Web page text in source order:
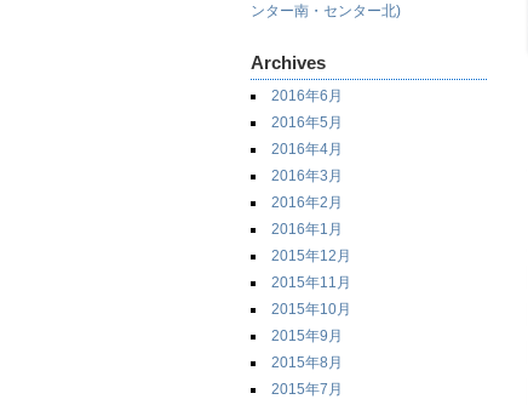
ンター南・センター北)
Archives
2016年6月
2016年5月
2016年4月
2016年3月
2016年2月
2016年1月
2015年12月
2015年11月
2015年10月
2015年9月
2015年8月
2015年7月